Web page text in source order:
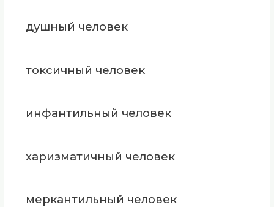
душный человек
токсичный человек
инфантильный человек
харизматичный человек
меркантильный человек